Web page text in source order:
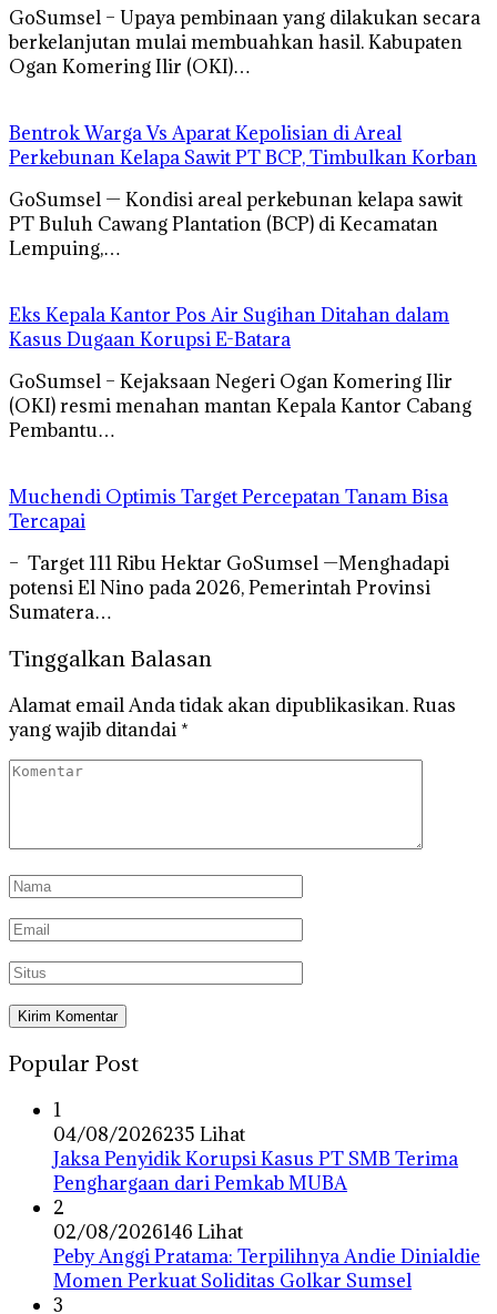
GoSumsel – Upaya pembinaan yang dilakukan secara
berkelanjutan mulai membuahkan hasil. Kabupaten
Ogan Komering Ilir (OKI)…
Bentrok Warga Vs Aparat Kepolisian di Areal
Perkebunan Kelapa Sawit PT BCP, Timbulkan Korban
GoSumsel — Kondisi areal perkebunan kelapa sawit
PT Buluh Cawang Plantation (BCP) di Kecamatan
Lempuing,…
Eks Kepala Kantor Pos Air Sugihan Ditahan dalam
Kasus Dugaan Korupsi E-Batara
GoSumsel – Kejaksaan Negeri Ogan Komering Ilir
(OKI) resmi menahan mantan Kepala Kantor Cabang
Pembantu…
Muchendi Optimis Target Percepatan Tanam Bisa
Tercapai
– Target 111 Ribu Hektar GoSumsel —Menghadapi
potensi El Nino pada 2026, Pemerintah Provinsi
Sumatera…
Tinggalkan Balasan
Alamat email Anda tidak akan dipublikasikan.Ruas
yang wajib ditandai *
Popular Post
1
04/08/2026235 Lihat
Jaksa Penyidik Korupsi Kasus PT SMB Terima
Penghargaan dari Pemkab MUBA
2
02/08/2026146 Lihat
Peby Anggi Pratama: Terpilihnya Andie Dinialdie
Momen Perkuat Soliditas Golkar Sumsel
3